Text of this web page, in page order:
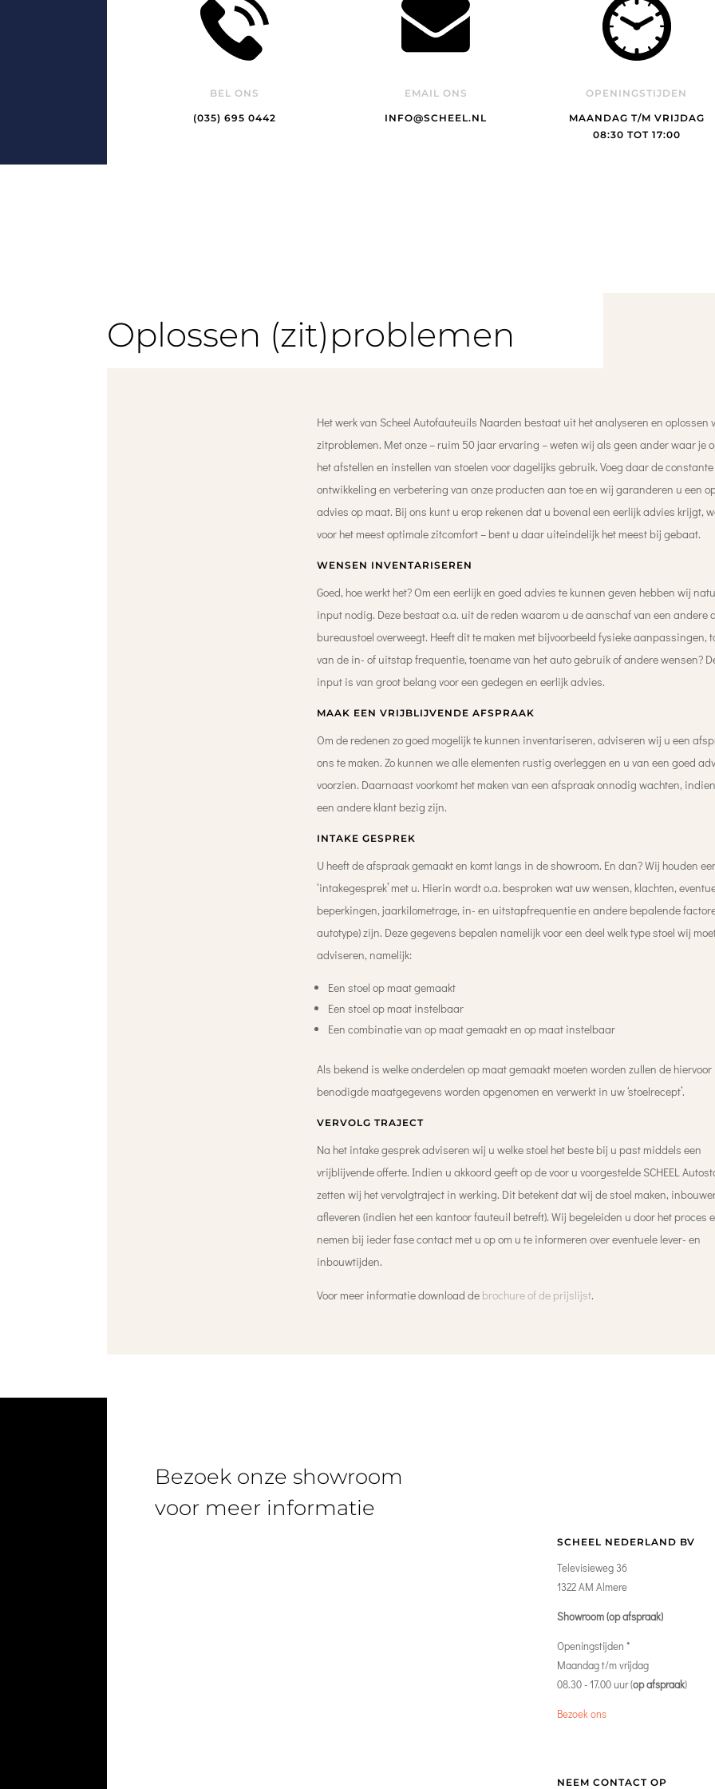
BEL ONS
(035) 695 0442
EMAIL ONS
INFO@SCHEEL.NL
OPENINGSTIJDEN
MAANDAG T/M VRIJDAG
08:30 TOT 17:00
Oplossen (zit)problemen
Het werk van Scheel Autofauteuils Naarden bestaat uit het analyseren en oplossen
zitproblemen. Met onze – ruim 50 jaar ervaring – weten wij als geen ander waar je
het afstellen en instellen van stoelen voor dagelijks gebruik. Voeg daar de constante
ontwikkeling en verbetering van onze producten aan toe en wij garanderen u een
advies op maat. Bij ons kunt u erop rekenen dat u bovenal een eerlijk advies krijgt,
voor het meest optimale zitcomfort – bent u daar uiteindelijk het meest bij gebaat.
WENSEN INVENTARISEREN
Goed, hoe werkt het? Om een eerlijk en goed advies te kunnen geven hebben wij
input nodig. Deze bestaat o.a. uit de reden waarom u de aanschaf van een andere
bureaustoel overweegt. Heeft dit te maken met bijvoorbeeld fysieke aanpassingen,
van de in- of uitstap frequentie, toename van het auto gebruik of andere wensen?
input is van groot belang voor een gedegen en eerlijk advies.
MAAK EEN VRIJBLIJVENDE AFSPRAAK
Om de redenen zo goed mogelijk te kunnen inventariseren, adviseren wij u een
ons te maken. Zo kunnen we alle elementen rustig overleggen en u van een goed
voorzien. Daarnaast voorkomt het maken van een afspraak onnodig wachten,
een andere klant bezig zijn.
INTAKE GESPREK
U heeft de afspraak gemaakt en komt langs in de showroom. En dan? Wij houden
‘intakegesprek’ met u. Hierin wordt o.a. besproken wat uw wensen, klachten,
beperkingen, jaarkilometrage, in- en uitstapfrequentie en andere bepalende
autotype) zijn. Deze gegevens bepalen namelijk voor een deel welk type stoel wij
adviseren, namelijk:
Een stoel op maat gemaakt
Een stoel op maat instelbaar
Een combinatie van op maat gemaakt en op maat instelbaar
Als bekend is welke onderdelen op maat gemaakt moeten worden zullen de hiervoor
benodigde maatgegevens worden opgenomen en verwerkt in uw ‘stoelrecept’.
VERVOLG TRAJECT
Na het intake gesprek adviseren wij u welke stoel het beste bij u past middels een
vrijblijvende offerte. Indien u akkoord geeft op de voor u voorgestelde SCHEEL
zetten wij het vervolgtraject in werking. Dit betekent dat wij de stoel maken,
afleveren (indien het een kantoor fauteuil betreft). Wij begeleiden u door het proces
nemen bij ieder fase contact met u op om u te informeren over eventuele lever- en
inbouwtijden.
Voor meer informatie download de brochure of de prijslijst.
Bezoek onze showroom
voor meer informatie
SCHEEL NEDERLAND BV
Televisieweg 36
1322 AM Almere
Showroom (op afspraak)
Openingstijden *
Maandag t/m vrijdag
08.30 - 17.00 uur (op afspraak)
Bezoek ons
NEEM CONTACT OP